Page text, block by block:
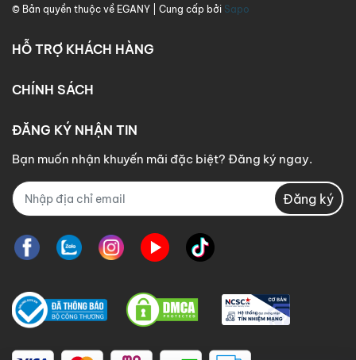
© Bản quyền thuộc về EGANY | Cung cấp bởi Sapo
HỖ TRỢ KHÁCH HÀNG
CHÍNH SÁCH
ĐĂNG KÝ NHẬN TIN
Bạn muốn nhận khuyến mãi đặc biệt? Đăng ký ngay.
Đăng ký